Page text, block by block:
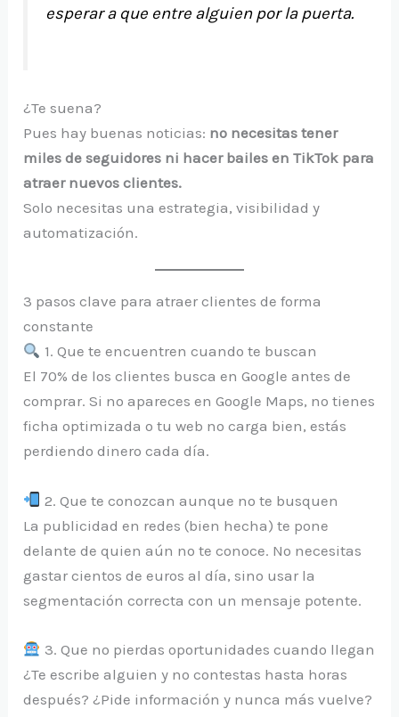
esperar a que entre alguien por la puerta.
¿Te suena?
Pues hay buenas noticias: no necesitas tener
miles de seguidores ni hacer bailes en TikTok para
atraer nuevos clientes.
Solo necesitas una estrategia, visibilidad y
automatización.
3 pasos clave para atraer clientes de forma
constante
1. Que te encuentren cuando te buscan
El 70% de los clientes busca en Google antes de
comprar. Si no apareces en Google Maps, no tienes
ficha optimizada o tu web no carga bien, estás
perdiendo dinero cada día.
2. Que te conozcan aunque no te busquen
La publicidad en redes (bien hecha) te pone
delante de quien aún no te conoce. No necesitas
gastar cientos de euros al día, sino usar la
segmentación correcta con un mensaje potente.
3. Que no pierdas oportunidades cuando llegan
¿Te escribe alguien y no contestas hasta horas
después? ¿Pide información y nunca más vuelve?